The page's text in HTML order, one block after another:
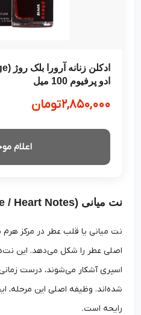
ادو پرفیوم 100 میل
۲,۸۵۰,۰۰۰تومان
اعلام
نت میانی (Middle / Heart Notes)
نت میانی یا قلب عطر در مرکز هرم
اسپری آشکار می‌شوند، درست زمانی که
شده‌اند. وظیفه اصلی این مرحله، ایجاد
رایحه است.